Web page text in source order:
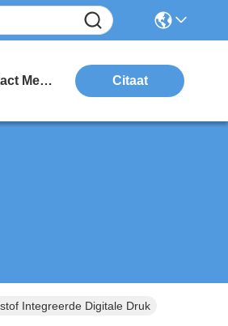
Neem Contact Met Ons Op. Citaat
Integreerde Digitale Druk